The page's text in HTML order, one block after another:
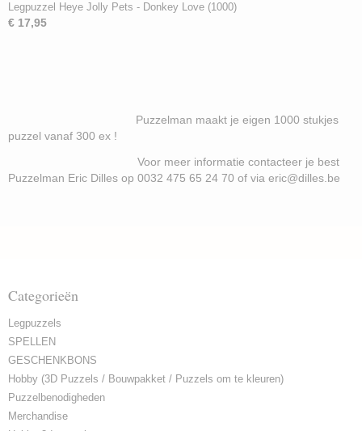
Legpuzzel Heye Jolly Pets - Donkey Love (1000)
€ 17,95
Puzzelman maakt je eigen 1000 stukjes
puzzel vanaf 300 ex !
Voor meer informatie contacteer je best
Puzzelman Eric Dilles op 0032 475 65 24 70 of via eric@dilles.be
Categorieën
Legpuzzels
SPELLEN
GESCHENKBONS
Hobby (3D Puzzels / Bouwpakket / Puzzels om te kleuren)
Puzzelbenodigheden
Merchandise